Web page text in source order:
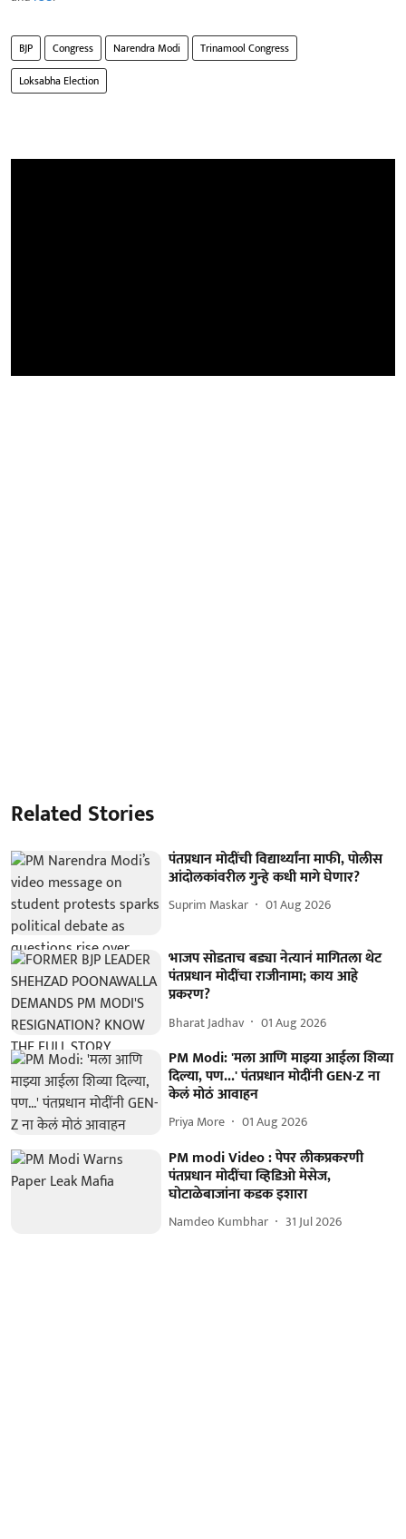
BJP Congress Narendra Modi
Trinamool Congress
Loksabha Election
Related Stories
पंतप्रधान मोदींची विद्यार्थ्यांना माफी, पोलीस
आंदोलकांवरील गुन्हे कधी मागे घेणार?
Suprim Maskar 01 Aug 2026
भाजप सोडताच बड्या नेत्यानं मागितला थेट
पंतप्रधान मोदींचा राजीनामा; काय आहे
प्रकरण?
Bharat Jadhav 01 Aug 2026
PM Modi: 'मला आणि माझ्या आईला शिव्या
दिल्या, पण...' पंतप्रधान मोदींनी GEN-Z ना
केलं मोठं आवाहन
Priya More 01 Aug 2026
PM modi Video : पेपर लीकप्रकरणी
पंतप्रधान मोदींचा व्हिडिओ मेसेज,
घोटाळेबाजांना कडक इशारा
Namdeo Kumbhar 31 Jul 2026